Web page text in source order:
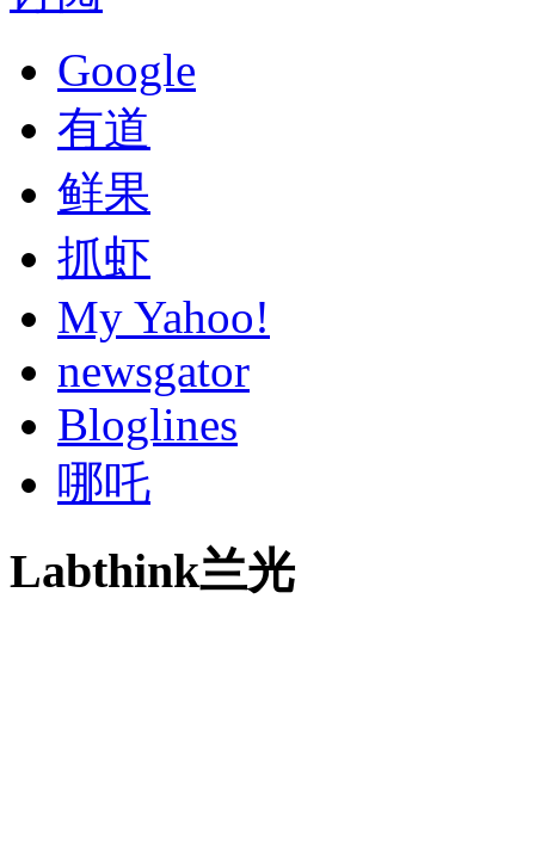
Google
有道
鲜果
抓虾
My Yahoo!
newsgator
Bloglines
哪吒
Labthink兰光